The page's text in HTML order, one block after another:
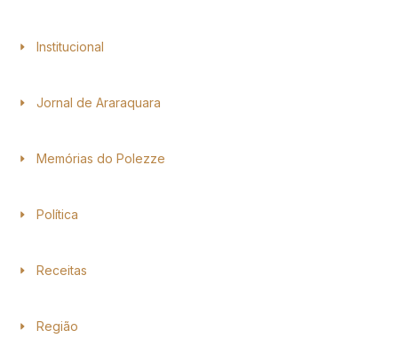
Institucional
Jornal de Araraquara
Memórias do Polezze
Política
Receitas
Região